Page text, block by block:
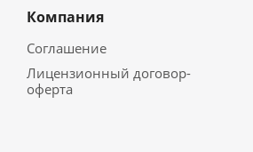
Компания
Соглашение
Лицензионный договор-
оферта